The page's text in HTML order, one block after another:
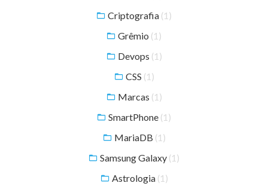
Criptografia (1)
Grêmio (1)
Devops (1)
CSS (1)
Marcas (1)
SmartPhone (1)
MariaDB (1)
Samsung Galaxy (1)
Astrologia (1)